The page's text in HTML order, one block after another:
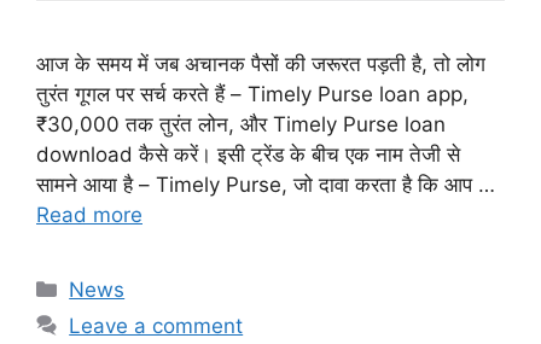
आज के समय में जब अचानक पैसों की जरूरत पड़ती है, तो लोग
तुरंत गूगल पर सर्च करते हैं – Timely Purse loan app,
₹30,000 तक तुरंत लोन, और Timely Purse loan
download कैसे करें। इसी ट्रेंड के बीच एक नाम तेजी से
सामने आया है – Timely Purse, जो दावा करता है कि आप …
Read more
Categories
News
Leave a comment